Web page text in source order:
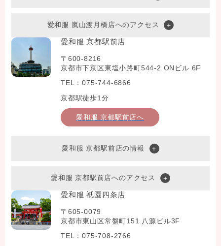
愛和服 嵐山渡月橋店へのアクセス
愛和服 京都駅前店
〒600-8216
京都市下京区東塩小路町544-2 ONビル 6F
TEL：075-744-6866
京都駅徒歩1分
愛和服 京都駅前店へ
愛和服 京都駅前店の情報
愛和服 京都駅前店へのアクセス
愛和服 祇園四条店
〒605-0079
京都市東山区常盤町151 八源ビル3F
TEL：075-708-2766